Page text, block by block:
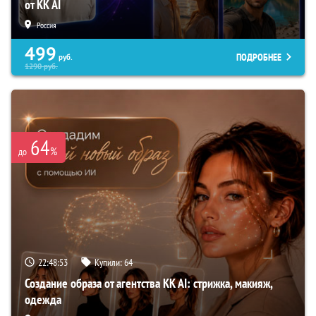
от KK AI
Россия
499 руб.
1290руб.
ПОДРОБНЕЕ
до 64%
22:48:52 Купили:64
Создание образа от агентства KK AI: стрижка, макияж,
одежда